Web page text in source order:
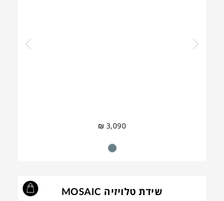
₪ 3,090
שידת טלויזיה MOSAIC